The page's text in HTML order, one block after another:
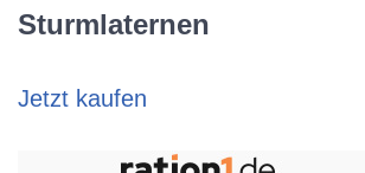
Sturmlaternen
Jetzt kaufen